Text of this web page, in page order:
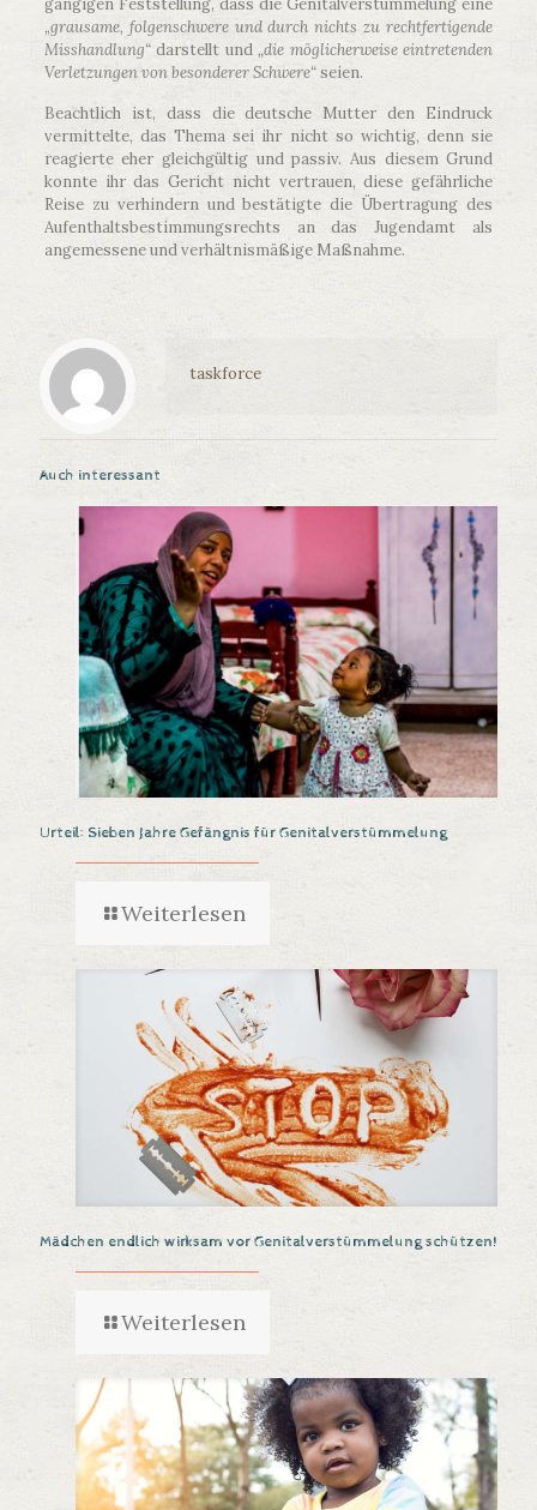
gängigen Feststellung, dass die Genitalverstümmelung eine
„grausame, folgenschwere und durch nichts zu rechtfertigende
Misshandlung“darstellt und„die möglicherweise eintretenden
Verletzungen von besonderer Schwere“seien.
Beachtlich ist, dass die deutsche Mutter den Eindruck
vermittelte, das Thema sei ihr nicht so wichtig, denn sie
reagierte eher gleichgültig und passiv. Aus diesem Grund
konnte ihr das Gericht nicht vertrauen, diese gefährliche
Reise zu verhindern und bestätigte die Übertragung des
Aufenthaltsbestimmungsrechts an das Jugendamt als
angemessene und verhältnismäßige Maßnahme.
taskforce
Auch interessant
Urteil: Sieben Jahre Gefängnis für Genitalverstümmelung
Weiterlesen
Mädchen endlich wirksam vor Genitalverstümmelung schützen!
Weiterlesen